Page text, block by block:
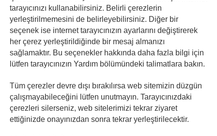
tarayıcınızı kullanabilirsiniz. Belirli çerezlerin
yerleştirilmemesini de belirleyebilirsiniz. Diğer bir
seçenek ise internet tarayıcınızın ayarlarını değiştirerek
her çerez yerleştirildiğinde bir mesaj almanızı
sağlamaktır. Bu seçenekler hakkında daha fazla bilgi için
lütfen tarayıcınızın Yardım bölümündeki talimatlara bakın.
Tüm çerezler devre dışı bırakılırsa web sitemizin düzgün
çalışmayabileceğini lütfen unutmayın. Tarayıcınızdaki
çerezleri silerseniz, web sitelerimizi tekrar ziyaret
ettiğinizde onayınızdan sonra tekrar yerleştirilecektir.